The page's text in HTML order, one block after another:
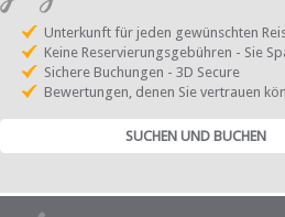
Unterkunft für jeden gewünschten
Keine Reservierungsgebühren - Sie
Sichere Buchungen - 3D Secure
Bewertungen, denen Sie vertrauen
SUCHEN UND BUCHEN